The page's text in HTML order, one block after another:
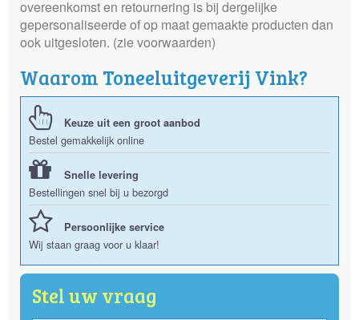
overeenkomst en retournering is bij dergelijke
gepersonaliseerde of op maat gemaakte producten dan
ook uitgesloten. (zie voorwaarden)
Waarom Toneeluitgeverij Vink?
Keuze uit een groot aanbod
Bestel gemakkelijk online
Snelle levering
Bestellingen snel bij u bezorgd
Persoonlijke service
Wij staan graag voor u klaar!
Stel uw vraag